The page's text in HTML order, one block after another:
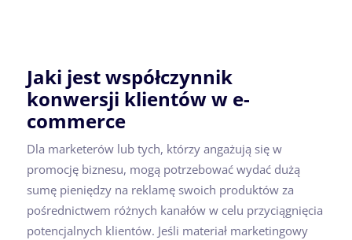
Jaki jest współczynnik
konwersji klientów w e-
commerce
Dla marketerów lub tych, którzy angażują się w
promocję biznesu, mogą potrzebować wydać dużą
sumę pieniędzy na reklamę swoich produktów za
pośrednictwem różnych kanałów w celu przyciągnięcia
potencjalnych klientów. Jeśli materiał marketingowy